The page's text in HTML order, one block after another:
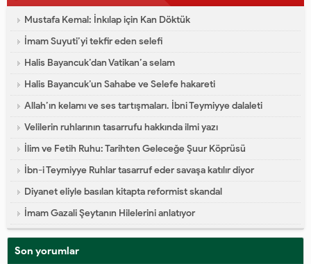
Mustafa Kemal: İnkılap için Kan Döktük
İmam Suyuti’yi tekfir eden selefi
Halis Bayancuk’dan Vatikan’a selam
Halis Bayancuk’un Sahabe ve Selefe hakareti
Allah’ın kelamı ve ses tartışmaları. İbni Teymiyye dalaleti
Velilerin ruhlarının tasarrufu hakkında ilmi yazı
İlim ve Fetih Ruhu: Tarihten Geleceğe Şuur Köprüsü
İbn-i Teymiyye Ruhlar tasarruf eder savaşa katılır diyor
Diyanet eliyle basılan kitapta reformist skandal
İmam Gazali Şeytanın Hilelerini anlatıyor
Son yorumlar